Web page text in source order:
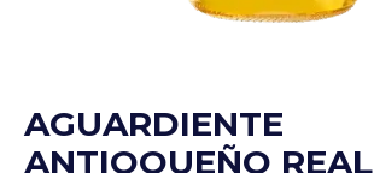
AGUARDIENTE
ANTIOQUEÑO REAL